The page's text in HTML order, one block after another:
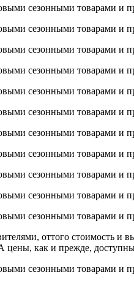
оттого стоимость и
как и прежде,